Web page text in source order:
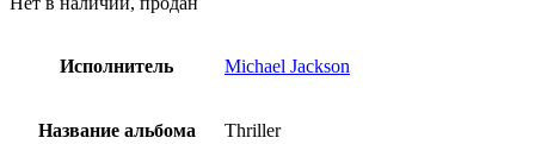
Исполнитель Michael Jackson
Название альбома Thriller